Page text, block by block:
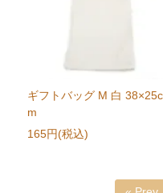
ギフトバッグ M 白 38×25c
m
165円(税込)